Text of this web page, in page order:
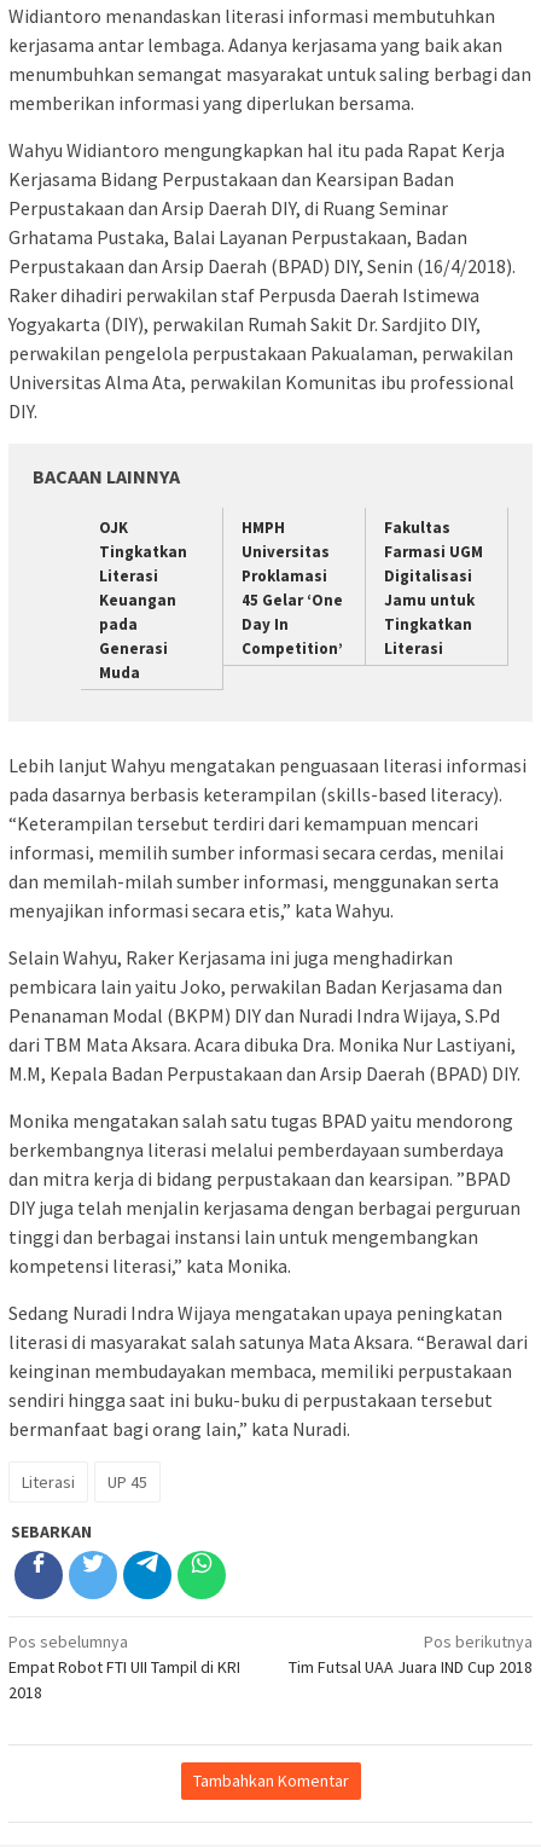
Widiantoro menandaskan literasi informasi membutuhkan
kerjasama antar lembaga. Adanya kerjasama yang baik akan
menumbuhkan semangat masyarakat untuk saling berbagi dan
memberikan informasi yang diperlukan bersama.
Wahyu Widiantoro mengungkapkan hal itu pada Rapat Kerja
Kerjasama Bidang Perpustakaan dan Kearsipan Badan
Perpustakaan dan Arsip Daerah DIY, di Ruang Seminar
Grhatama Pustaka, Balai Layanan Perpustakaan, Badan
Perpustakaan dan Arsip Daerah (BPAD) DIY, Senin (16/4/2018).
Raker dihadiri perwakilan staf Perpusda Daerah Istimewa
Yogyakarta (DIY), perwakilan Rumah Sakit Dr. Sardjito DIY,
perwakilan pengelola perpustakaan Pakualaman, perwakilan
Universitas Alma Ata, perwakilan Komunitas ibu professional
DIY.
BACAAN LAINNYA
OJK
Tingkatkan
Literasi
Keuangan
pada
Generasi
Muda
HMPH
Universitas
Proklamasi
45 Gelar ‘One
Day In
Competition’
Fakultas
Farmasi UGM
Digitalisasi
Jamu untuk
Tingkatkan
Literasi
Lebih lanjut Wahyu mengatakan penguasaan literasi informasi
pada dasarnya berbasis keterampilan (skills-based literacy).
“Keterampilan tersebut terdiri dari kemampuan mencari
informasi, memilih sumber informasi secara cerdas, menilai
dan memilah-milah sumber informasi, menggunakan serta
menyajikan informasi secara etis,” kata Wahyu.
Selain Wahyu, Raker Kerjasama ini juga menghadirkan
pembicara lain yaitu Joko, perwakilan Badan Kerjasama dan
Penanaman Modal (BKPM) DIY dan Nuradi Indra Wijaya, S.Pd
dari TBM Mata Aksara. Acara dibuka Dra. Monika Nur Lastiyani,
M.M, Kepala Badan Perpustakaan dan Arsip Daerah (BPAD) DIY.
Monika mengatakan salah satu tugas BPAD yaitu mendorong
berkembangnya literasi melalui pemberdayaan sumberdaya
dan mitra kerja di bidang perpustakaan dan kearsipan. ”BPAD
DIY juga telah menjalin kerjasama dengan berbagai perguruan
tinggi dan berbagai instansi lain untuk mengembangkan
kompetensi literasi,” kata Monika.
Sedang Nuradi Indra Wijaya mengatakan upaya peningkatan
literasi di masyarakat salah satunya Mata Aksara. “Berawal dari
keinginan membudayakan membaca, memiliki perpustakaan
sendiri hingga saat ini buku-buku di perpustakaan tersebut
bermanfaat bagi orang lain,” kata Nuradi.
Literasi UP 45
SEBARKAN
Navigasi
pos
Pos sebelumnya
Empat Robot FTI UII Tampil di KRI
2018
Pos berikutnya
Tim Futsal UAA Juara IND Cup 2018
Tambahkan Komentar